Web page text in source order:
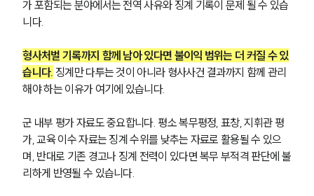
가 포함되는 분야에서는 전역 사유와 징계 기록이 문제 될 수 있습
니다.
형사처벌 기록까지 함께 남아 있다면 불이익 범위는 더 커질 수 있
습니다. 징계만 다투는 것이 아니라 형사사건 결과까지 함께 관리
해야 하는 이유가 여기에 있습니다.
군 내부 평가 자료도 중요합니다. 평소 복무평정, 표창, 지휘관 평
가, 교육 이수 자료는 징계 수위를 낮추는 자료로 활용될 수 있으
며, 반대로 기존 경고나 징계 전력이 있다면 복무 부적격 판단에 불
리하게 반영될 수 있습니다.